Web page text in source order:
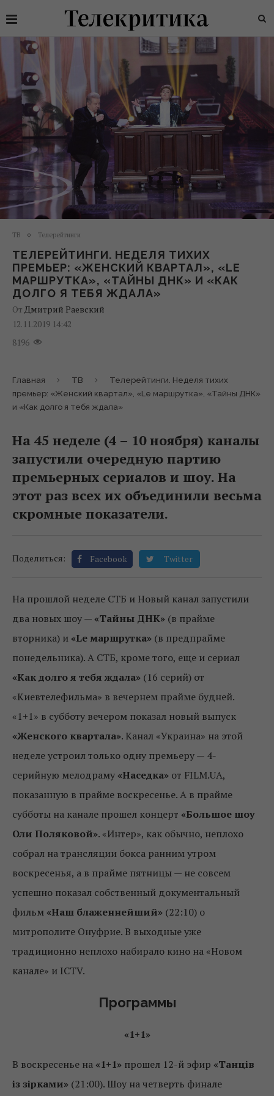
ТВ Телерейтинги
ТЕЛЕРЕЙТИНГИ. НЕДЕЛЯ ТИХИХ
ПРЕМЬЕР: «ЖЕНСКИЙ КВАРТАЛ», «LE
МАРШРУТКА», «ТАЙНЫ ДНК» И «КАК
ДОЛГО Я ТЕБЯ ЖДАЛА»
От Дмитрий Раевский
12.11.2019 14:42
8196
Главная ТВ
Телерейтинги. Неделя тихих
премьер: «Женский квартал», «Le маршрутка», «Тайны ДНК»
и «Как долго я тебя ждала»
На 45 неделе (4 – 10 ноября) каналы
запустили очередную партию
премьерных сериалов и шоу. На
этот раз всех их объединили весьма
скромные показатели.
Поделиться: Facebook Twitter
На прошлой неделе СТБ и Новый канал запустили
два новых шоу — «Тайны ДНК» (в прайме
вторника) и «Le маршрутка» (в предпрайме
понедельника). А СТБ, кроме того, еще и сериал
«Как долго я тебя ждала» (16 серий) от
«Киевтелефильма» в вечернем прайме будней.
«1+1» в субботу вечером показал новый выпуск
«Женского квартала». Канал «Украина» на этой
неделе устроил только одну премьеру — 4-
серийную мелодраму «Наседка» от FILM.UA,
показанную в прайме воскресенье. А в прайме
субботы на канале прошел концерт «Большое шоу
Оли Поляковой». «Интер», как обычно, неплохо
собрал на трансляции бокса ранним утром
воскресенья, а в прайме пятницы — не совсем
успешно показал собственный документальный
фильм «Наш блаженнейший» (22:10) о
митрополите Онуфрие. В выходные уже
традиционно неплохо набирало кино на «Новом
канале» и ICTV.
Программы
«1+1»
В воскресенье на «1+1» прошел 12-й эфир «Танців
із зірками» (21:00). Шоу на четверть финале